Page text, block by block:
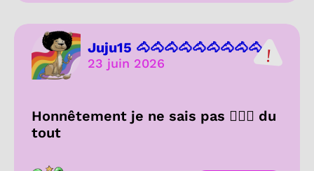
Juju15 🐴🐴🐴🐴🐴🐴🐴🐴🐴...
23 juin 2026
Honnêtement je ne sais pas 🤷🏽‍♀️ du
tout